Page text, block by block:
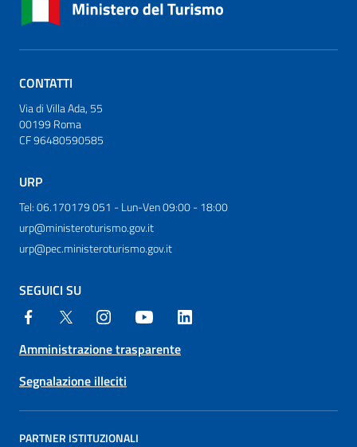
CONTATTI
Via di Villa Ada, 55
00199 Roma
CF 96480590585
URP
Tel: 06.170179 051 - Lun-Ven 09:00 - 18:00
urp@ministeroturismo.gov.it
urp@pec.ministeroturismo.gov.it
SEGUICI SU
Amministrazione trasparente
Segnalazione illeciti
PARTNER ISTITUZIONALI